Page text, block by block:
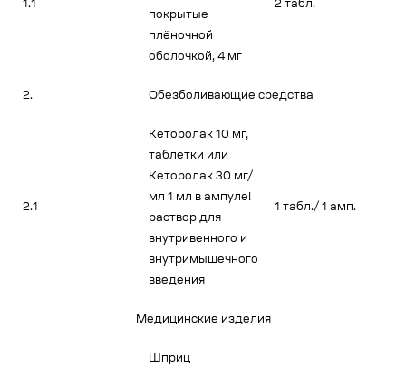
1.1
покрытые
плёночной
оболочкой, 4 мг
2 табл.
2. Обезболивающие средства
2.1
Кеторолак 10 мг,
таблетки или
Кеторолак 30 мг/
мл 1 мл в ампуле!
раствор для
внутривенного и
внутримышечного
введения
1 табл./ 1 амп.
Медицинские изделия
Шприц